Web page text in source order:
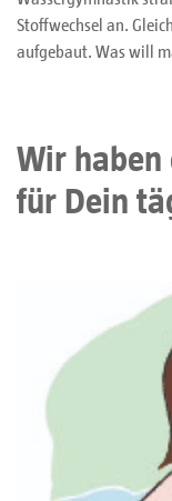
Stoffwechsel an.
aufgebaut. Was will
Wir haben
für Dein